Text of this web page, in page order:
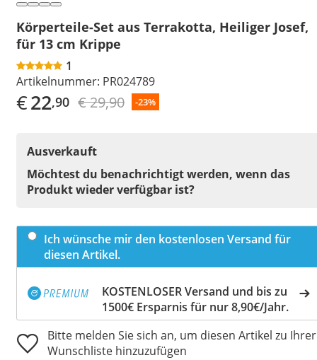
Körperteile-Set aus Terrakotta, Heiliger Josef,
für 13 cm Krippe
1
Artikelnummer: PR024789
€22,90 € 29,90 -23%
Ausverkauft
Möchtest du benachrichtigt werden, wenn das
Produkt wieder verfügbar ist?
Ich wünsche mir den kostenlosen Versand für
diesen Artikel.
KOSTENLOSER Versand und bis zu
1500€ Ersparnis für nur 8,90€/Jahr.
Bitte melden Sie sich an, um diesen Artikel zu Ihrer
Wunschliste hinzuzufügen